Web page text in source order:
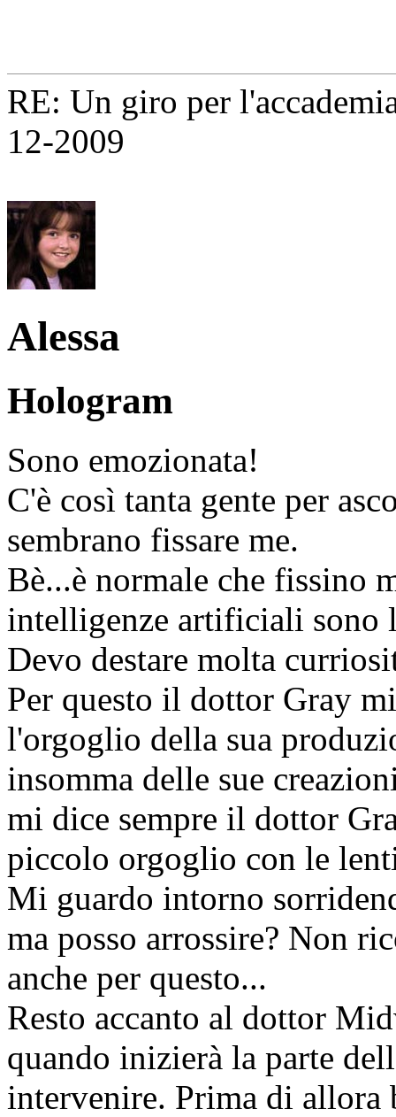
RE: Un giro per
12-2009
Alessa
Hologram
Sono emozionata!
C'è così tanta gente per
sembrano fissare me.
Bè...è normale che fissino
intelligenze artificiali sono
Devo destare molta
Per questo il dottor Gray
l'orgoglio della sua
insomma delle sue
mi dice sempre il dottor
piccolo orgoglio con le
Mi guardo intorno
ma posso arrossire? Non
anche per questo...
Resto accanto al dottor
quando inizierà la parte
intervenire. Prima di allora